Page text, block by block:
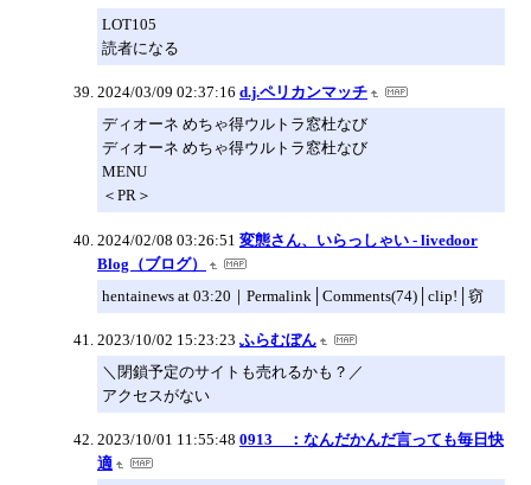
LOT105
読者になる
2024/03/09 02:37:16 d.j.ペリカンマッチ
ディオーネ めちゃ得ウルトラ窓杜なび
ディオーネ めちゃ得ウルトラ窓杜なび
MENU
＜PR＞
2024/02/08 03:26:51 変態さん、いらっしゃい - livedoor
Blog（ブログ）
hentainews at 03:20｜Permalink│Comments(74)│clip!│窃
2023/10/02 15:23:23 ふらむぼん
＼閉鎖予定のサイトも売れるかも？／
アクセスがない
2023/10/01 11:55:48 0913 ：なんだかんだ言っても毎日快
適